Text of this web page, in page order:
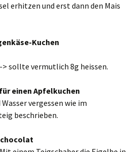
erhitzen und erst dann den Mais
Kuchen
> sollte vermutlich 8g heissen.
einen Apfelkuchen
vergessen wie im
beschrieben.
chocolat